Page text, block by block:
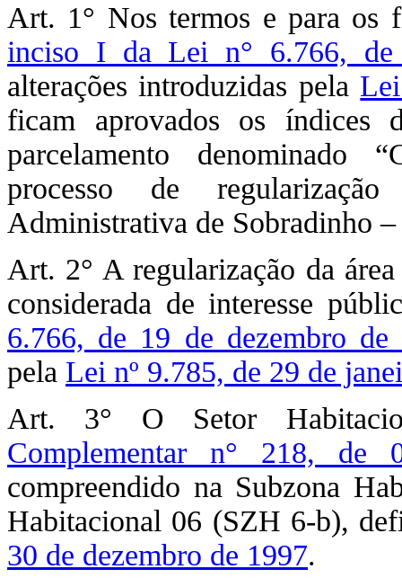
Art. 1° Nos termos e para os
inciso I da Lei n° 6.766, de
alterações introduzidas pela
ficam aprovados os
parcelamento denominado
processo de
Administrativa de Sobradinho
Art. 2° A regularização da
considerada de interesse
6.766, de 19 de dezembro de
pela Lei nº 9.785, de 29 de
Art. 3° O Setor
Complementar n° 218,
compreendido na Subzona
Habitacional 06 (SZH 6-b),
30 de dezembro de 1997.